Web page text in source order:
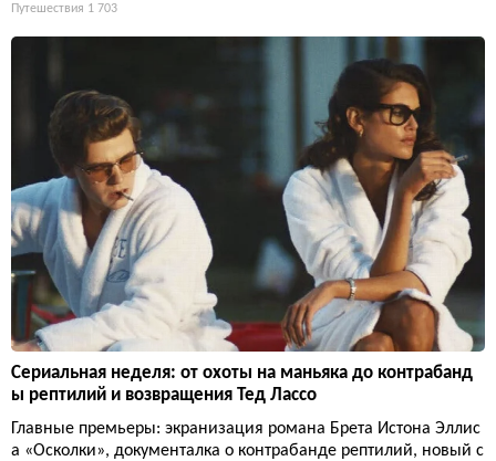
Путешествия 1 703
Сериальная неделя: от охоты на маньяка до контрабанд
ы рептилий и возвращения Тед Лассо
Главные премьеры: экранизация романа Брета Истона Эллис
а «Осколки», документалка о контрабанде рептилий, новый с